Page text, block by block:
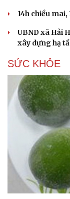
14h chiều
UBND xã Hải
xây dựng hạ
SỨC KHỎE